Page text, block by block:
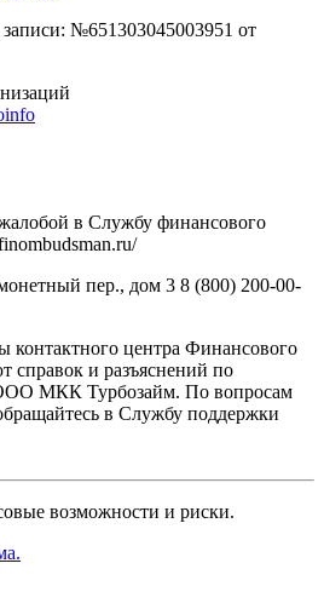
№651303045003951 от
в Службу финансового
пер., дом 3 8 (800) 200-00-
центра Финансового
справок и разъяснений по
ООО МКК Турбозайм. По вопросам
в Службу поддержки
возможности и риски.